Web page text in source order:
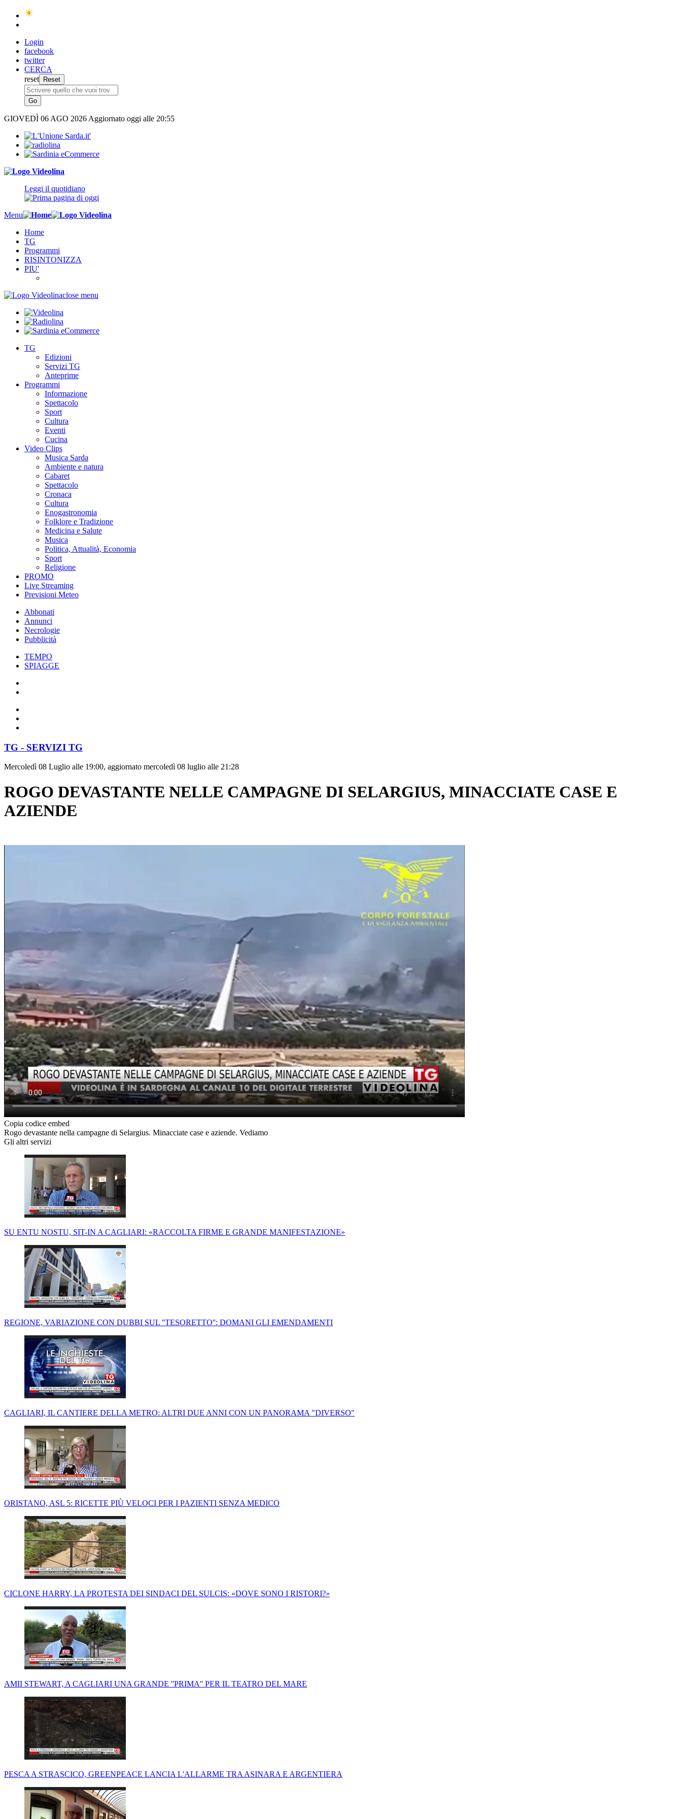
Login
facebook
twitter
CERCA
reset
GIOVEDÌ 06 AGO 2026 Aggiornato oggi alle 20:55
Leggi il quotidiano
Menu
Home
TG
Programmi
RISINTONIZZA
PIU'
close menu
TG
Edizioni
Servizi TG
Anteprime
Programmi
Informazione
Spettacolo
Sport
Cultura
Eventi
Cucina
Video Clips
Musica Sarda
Ambiente e natura
Cabaret
Spettacolo
Cronaca
Cultura
Enogastronomia
Folklore e Tradizione
Medicina e Salute
Musica
Politica, Attualità, Economia
Sport
Religione
PROMO
Live Streaming
Previsioni Meteo
Abbonati
Annunci
Necrologie
Pubblicità
TEMPO
SPIAGGE
TG - SERVIZI TG
Mercoledì 08 Luglio alle 19:00, aggiornato mercoledì 08 luglio alle 21:28
ROGO DEVASTANTE NELLE CAMPAGNE DI SELARGIUS, MINACCIATE CASE E
AZIENDE
Copia codice embed
Rogo devastante nella campagne di Selargius. Minacciate case e aziende. Vediamo
Gli altri servizi
SU ENTU NOSTU, SIT-IN A CAGLIARI: «RACCOLTA FIRME E GRANDE MANIFESTAZIONE»
REGIONE, VARIAZIONE CON DUBBI SUL ''TESORETTO'': DOMANI GLI EMENDAMENTI
CAGLIARI, IL CANTIERE DELLA METRO: ALTRI DUE ANNI CON UN PANORAMA "DIVERSO"
ORISTANO, ASL 5: RICETTE PIÙ VELOCI PER I PAZIENTI SENZA MEDICO
CICLONE HARRY, LA PROTESTA DEI SINDACI DEL SULCIS: «DOVE SONO I RISTORI?»
AMII STEWART, A CAGLIARI UNA GRANDE ''PRIMA'' PER IL TEATRO DEL MARE
PESCA A STRASCICO, GREENPEACE LANCIA L'ALLARME TRA ASINARA E ARGENTIERA